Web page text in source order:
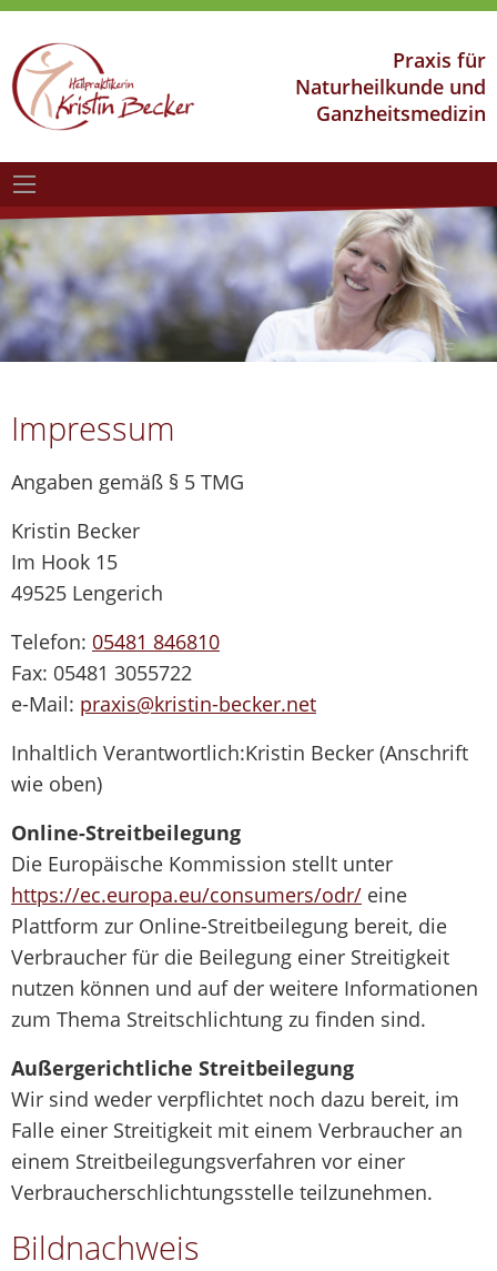
Praxis für
Naturheilkunde und
Ganzheitsmedizin
Impressum
Angaben gemäß § 5 TMG
Kristin Becker
Im Hook 15
49525 Lengerich
Telefon: 05481 846810
Fax: 05481 3055722
e-Mail: praxis@kristin-becker.net
Inhaltlich Verantwortlich:Kristin Becker (Anschrift
wie oben)
Online-Streitbeilegung
Die Europäische Kommission stellt unter
https://ec.europa.eu/consumers/odr/ eine
Plattform zur Online-Streitbeilegung bereit, die
Verbraucher für die Beilegung einer Streitigkeit
nutzen können und auf der weitere Informationen
zum Thema Streitschlichtung zu finden sind.
Außergerichtliche Streitbeilegung
Wir sind weder verpflichtet noch dazu bereit, im
Falle einer Streitigkeit mit einem Verbraucher an
einem Streitbeilegungsverfahren vor einer
Verbraucherschlichtungsstelle teilzunehmen.
Bildnachweis